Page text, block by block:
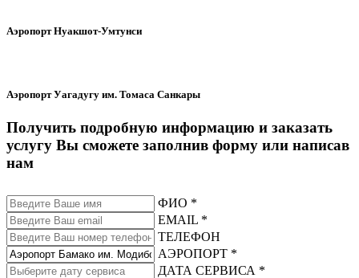
Аэропорт Нуакшот-Умтунси
Аэропорт Уагадугу им. Томаса Санкары
Получить подробную информацию и заказать
услугу Вы сможете заполнив форму или написав
нам
ФИО *
EMAIL *
ТЕЛЕФОН
АЭРОПОРТ *
ДАТА СЕРВИСА *